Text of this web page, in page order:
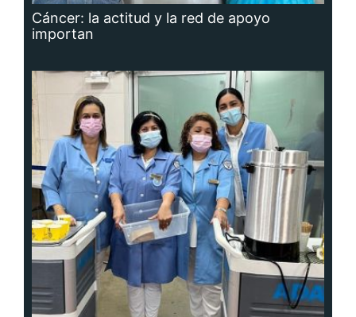
Cáncer: la actitud y la red de apoyo
importan